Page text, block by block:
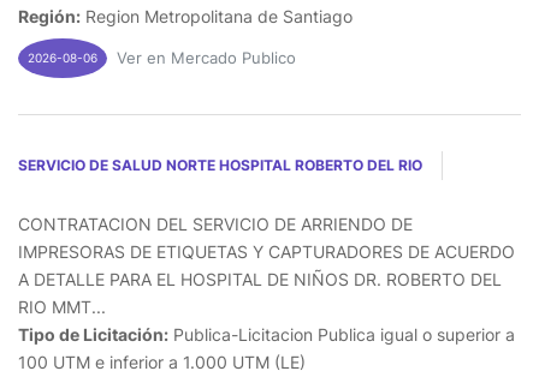
Región: Region Metropolitana de Santiago
2026-08-06 Ver en Mercado Publico
SERVICIO DE SALUD NORTE HOSPITAL ROBERTO DEL RIO
CONTRATACION DEL SERVICIO DE ARRIENDO DE
IMPRESORAS DE ETIQUETAS Y CAPTURADORES DE ACUERDO
A DETALLE PARA EL HOSPITAL DE NIÑOS DR. ROBERTO DEL
RIO MMT...
Tipo de Licitación: Publica-Licitacion Publica igual o superior a
100 UTM e inferior a 1.000 UTM (LE)